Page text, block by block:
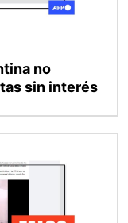
no
sin interés